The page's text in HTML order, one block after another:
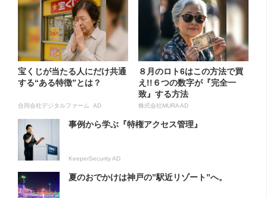
宝くじが当たる人にだけ共通
する“ある特徴”とは？
合同会社デジタルファーム AD
８月のロト6はこの方法で買
え!!６つの数字が『完全一
致』する方法
株式会社MURA AD
事例から学ぶ『特権アクセス管理』
KeeperSecurity AD
夏のおでかけは神戸の”駅近リゾート”へ。